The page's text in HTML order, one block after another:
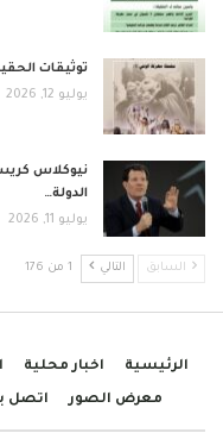
توثيقات الحقيقة.
يوليو 12, 2026
نيوكلاس
الدولة…
يوليو 11, 2026
السابق التالي 1 من 176
الرئيسية اخبار محلية
معرض الصور اتصل